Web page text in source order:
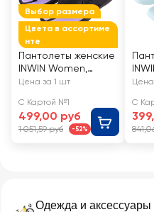
Одежда и аксессуары
Выбор размера
Цвета в ассортиме
нте
Пантолеты женские
INWIN Women,
черные, Арт.
Цена за 1 шт
С Картой №1
499,00 руб
1 051,59 руб -52%
Цена
С